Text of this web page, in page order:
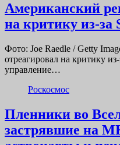
Американский
на критику из-за
Фото: Joe Raedle / Getty
отреагировал на критику
управление…
Роскосмос
Пленники во
застрявшие на